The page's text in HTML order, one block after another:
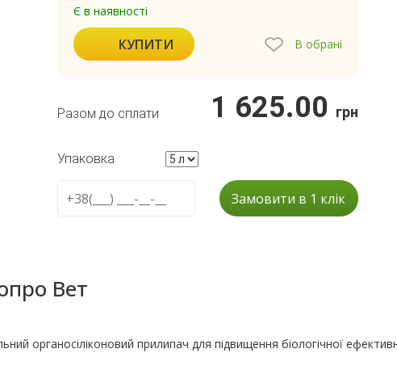
Є в наявності
КУПИТИ В обрані
Разом до сплати 1 625.00 грн
Упаковка
Замовити в 1 клік
Вет
органосіліконовий прилипач для підвищення біологічної